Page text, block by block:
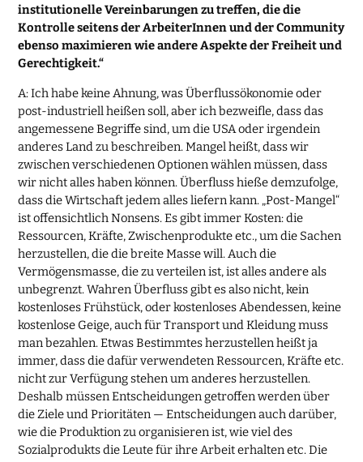
institutionelle Vereinbarungen zu treffen, die die
Kontrolle seitens der ArbeiterInnen und der Community
ebenso maximieren wie andere Aspekte der Freiheit und
Gerechtigkeit.“
A: Ich habe keine Ahnung, was Überflussökonomie oder
post-industriell heißen soll, aber ich bezweifle, dass das
angemessene Begriffe sind, um die USA oder irgendein
anderes Land zu beschreiben. Mangel heißt, dass wir
zwischen verschiedenen Optionen wählen müssen, dass
wir nicht alles haben können. Überfluss hieße demzufolge,
dass die Wirtschaft jedem alles liefern kann. „Post-Mangel“
ist offensichtlich Nonsens. Es gibt immer Kosten: die
Ressourcen, Kräfte, Zwischenprodukte etc., um die Sachen
herzustellen, die die breite Masse will. Auch die
Vermögensmasse, die zu verteilen ist, ist alles andere als
unbegrenzt. Wahren Überfluss gibt es also nicht, kein
kostenloses Frühstück, oder kostenloses Abendessen, keine
kostenlose Geige, auch für Transport und Kleidung muss
man bezahlen. Etwas Bestimmtes herzustellen heißt ja
immer, dass die dafür verwendeten Ressourcen, Kräfte etc.
nicht zur Verfügung stehen um anderes herzustellen.
Deshalb müssen Entscheidungen getroffen werden über
die Ziele und Prioritäten — Entscheidungen auch darüber,
wie die Produktion zu organisieren ist, wie viel des
Sozialprodukts die Leute für ihre Arbeit erhalten etc. Die